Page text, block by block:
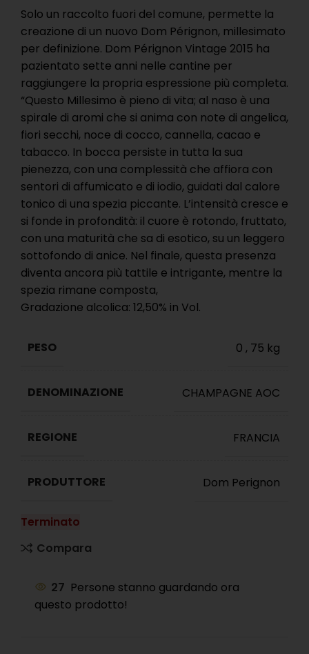
Solo un raccolto fuori del comune, permette la
creazione di un nuovo Dom Pérignon, millesimato
per definizione. Dom Pérignon Vintage 2015 ha
pazientato sette anni nelle cantine per
raggiungere la propria espressione più completa.
“Questo Millesimo è pieno di vita; al naso è una
spirale di aromi che si anima con note di angelica,
fiori secchi, noce di cocco, cannella, cacao e
tabacco. In bocca persiste in tutta la sua
pienezza, con una complessità che affiora con
sentori di affumicato e di iodio, guidati dal calore
tonico di una spezia piccante. L’intensità cresce e
si fonde in profondità: il cuore è rotondo, fruttato,
con una maturità che sa di esotico, su un leggero
sottofondo di anice. Nel finale, questa presenza
diventa ancora più tattile e intrigante, mentre la
spezia rimane composta,
Gradazione alcolica: 12,50% in Vol.
PESO 0 , 75 kg
DENOMINAZIONE CHAMPAGNE AOC
REGIONE FRANCIA
PRODUTTORE Dom Perignon
Terminato
Compara
27 Persone stanno guardando ora
questo prodotto!